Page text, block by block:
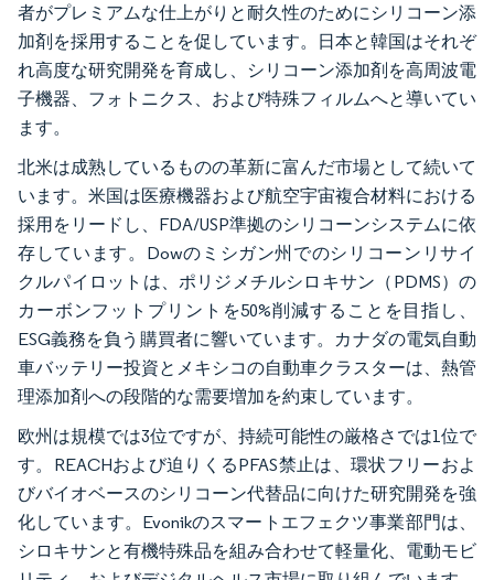
者がプレミアムな仕上がりと耐久性のためにシリコーン添
加剤を採用することを促しています。日本と韓国はそれぞ
れ高度な研究開発を育成し、シリコーン添加剤を高周波電
子機器、フォトニクス、および特殊フィルムへと導いてい
ます。
北米は成熟しているものの革新に富んだ市場として続いて
います。米国は医療機器および航空宇宙複合材料における
採用をリードし、FDA/USP準拠のシリコーンシステムに依
存しています。Dowのミシガン州でのシリコーンリサイ
クルパイロットは、ポリジメチルシロキサン（PDMS）の
カーボンフットプリントを50%削減することを目指し、
ESG義務を負う購買者に響いています。カナダの電気自動
車バッテリー投資とメキシコの自動車クラスターは、熱管
理添加剤への段階的な需要増加を約束しています。
欧州は規模では3位ですが、持続可能性の厳格さでは1位で
す。REACHおよび迫りくるPFAS禁止は、環状フリーおよ
びバイオベースのシリコーン代替品に向けた研究開発を強
化しています。Evonikのスマートエフェクツ事業部門は、
シロキサンと有機特殊品を組み合わせて軽量化、電動モビ